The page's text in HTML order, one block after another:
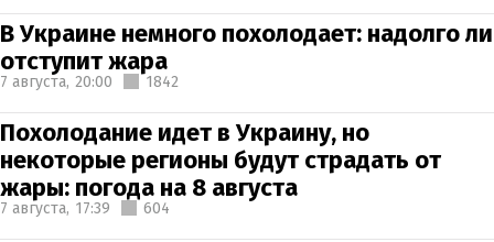
В Украине немного похолодает: надолго ли
отступит жара
7 августа, 20:00 1842
Похолодание идет в Украину, но
некоторые регионы будут страдать от
жары: погода на 8 августа
7 августа, 17:39 604